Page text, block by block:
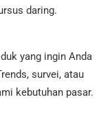
daring.
yang ingin Anda
survei, atau
kebutuhan pasar.